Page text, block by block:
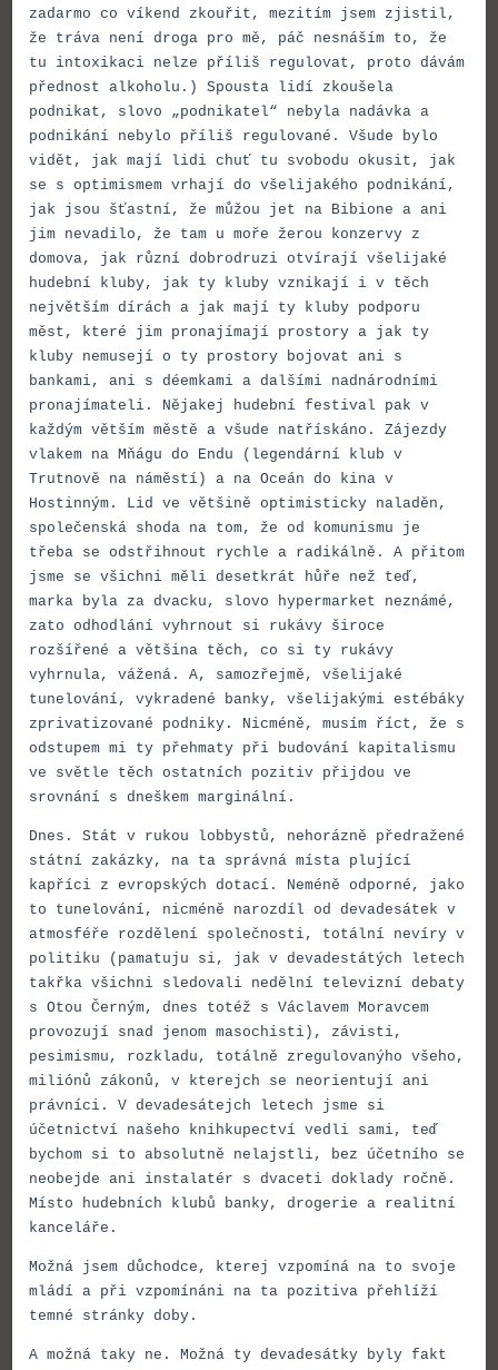
zadarmo co víkend zkouřit, mezitím jsem zjistil,
že tráva není droga pro mě, páč nesnáším to, že
tu intoxikaci nelze příliš regulovat, proto dávám
přednost alkoholu.) Spousta lidí zkoušela
podnikat, slovo „podnikatel“ nebyla nadávka a
podnikání nebylo příliš regulované. Všude bylo
vidět, jak mají lidi chuť tu svobodu okusit, jak
se s optimismem vrhají do všelijakého podnikání,
jak jsou šťastní, že můžou jet na Bibione a ani
jim nevadilo, že tam u moře žerou konzervy z
domova, jak různí dobrodruzi otvírají všelijaké
hudební kluby, jak ty kluby vznikají i v těch
největším dírách a jak mají ty kluby podporu
měst, které jim pronajímají prostory a jak ty
kluby nemusejí o ty prostory bojovat ani s
bankami, ani s déemkami a dalšími nadnárodními
pronajímateli. Nějakej hudební festival pak v
každým větším městě a všude natřískáno. Zájezdy
vlakem na Mňágu do Endu (legendární klub v
Trutnově na náměstí) a na Oceán do kina v
Hostinným. Lid ve většině optimisticky naladěn,
společenská shoda na tom, že od komunismu je
třeba se odstřihnout rychle a radikálně. A přitom
jsme se všichni měli desetkrát hůře než teď,
marka byla za dvacku, slovo hypermarket neznámé,
zato odhodlání vyhrnout si rukávy široce
rozšířené a většina těch, co si ty rukávy
vyhrnula, vážená. A, samozřejmě, všelijaké
tunelování, vykradené banky, všelijakými estébáky
zprivatizované podniky. Nicméně, musím říct, že s
odstupem mi ty přehmaty při budování kapitalismu
ve světle těch ostatních pozitiv přijdou ve
srovnání s dneškem marginální.
Dnes. Stát v rukou lobbystů, nehorázně předražené
státní zakázky, na ta správná místa plující
kapříci z evropských dotací. Neméně odporné, jako
to tunelování, nicméně narozdíl od devadesátek v
atmosféře rozdělení společnosti, totální nevíry v
politiku (pamatuju si, jak v devadestátých letech
takřka všichni sledovali nedělní televizní debaty
s Otou Černým, dnes totéž s Václavem Moravcem
provozují snad jenom masochisti), závisti,
pesimismu, rozkladu, totálně zregulovanýho všeho,
miliónů zákonů, v kterejch se neorientují ani
právníci. V devadesátejch letech jsme si
účetnictví našeho knihkupectví vedli sami, teď
bychom si to absolutně nelajstli, bez účetního se
neobejde ani instalatér s dvaceti doklady ročně.
Místo hudebních klubů banky, drogerie a realitní
kanceláře.
Možná jsem důchodce, kterej vzpomíná na to svoje
mládí a při vzpomínáni na ta pozitiva přehlíží
temné stránky doby.
A možná taky ne. Možná ty devadesátky byly fakt